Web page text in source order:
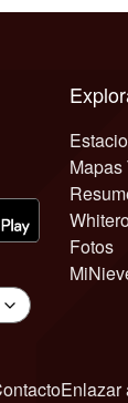
Fotos
Enlazar